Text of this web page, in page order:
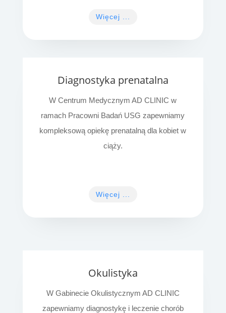
Więcej ...
Diagnostyka prenatalna
W Centrum Medycznym AD CLINIC w
ramach Pracowni Badań USG zapewniamy
kompleksową opiekę prenatalną dla kobiet w
ciąży.
Więcej ...
Okulistyka
W Gabinecie Okulistycznym AD CLINIC
zapewniamy diagnostykę i leczenie chorób